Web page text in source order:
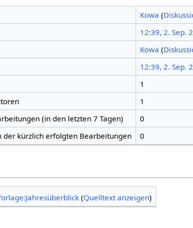
Kowa (
12:39, 2. Sep.
Kowa (
12:39, 2. Sep.
1
1
(in den letzten 7 Tagen)
0
kürzlich erfolgten Bearbeitungen
0
(Quelltext anzeigen)